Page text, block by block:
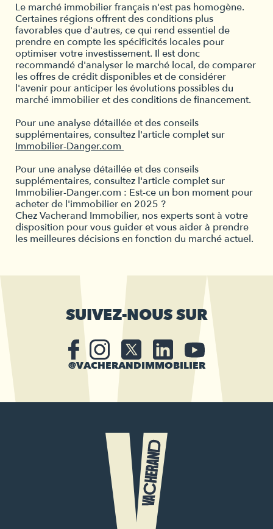
Le marché immobilier français n'est pas homogène.
Certaines régions offrent des conditions plus
favorables que d'autres, ce qui rend essentiel de
prendre en compte les spécificités locales pour
optimiser votre investissement. Il est donc
recommandé d'analyser le marché local, de comparer
les offres de crédit disponibles et de considérer
l'avenir pour anticiper les évolutions possibles du
marché immobilier et des conditions de financement.
Pour une analyse détaillée et des conseils
supplémentaires, consultez l'article complet sur
Immobilier-Danger.com
Pour une analyse détaillée et des conseils
supplémentaires, consultez l'article complet sur
Immobilier-Danger.com : Est-ce un bon moment pour
acheter de l'immobilier en 2025 ?
Chez Vacherand Immobilier, nos experts sont à votre
disposition pour vous guider et vous aider à prendre
les meilleures décisions en fonction du marché actuel.
SUIVEZ-NOUS SUR
@VACHERANDIMMOBILIER